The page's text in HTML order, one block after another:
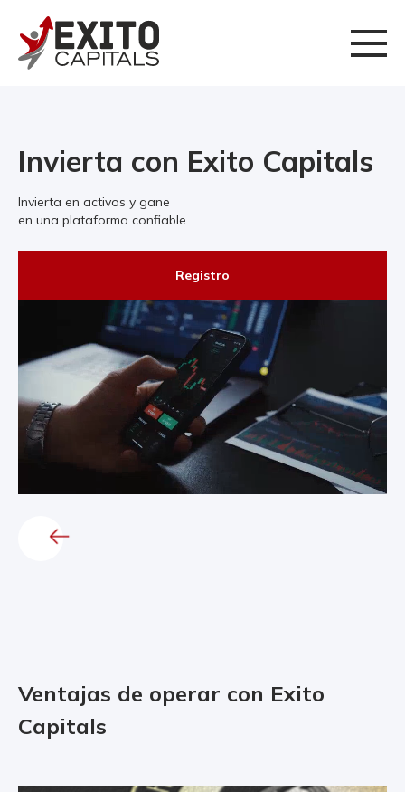
Invierta con Exito Capitals
Invierta en activos y gane
en una plataforma confiable
Registro
Ventajas de operar con Exito
Capitals